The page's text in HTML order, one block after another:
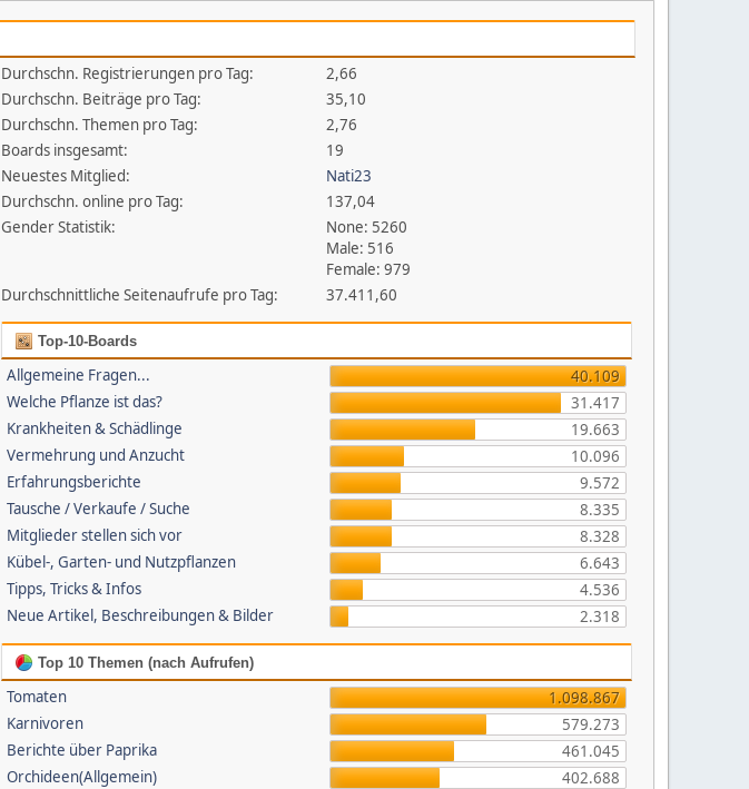
Durchschn. Registrierungen pro Tag:
2,66
Durchschn. Beiträge pro Tag:
35,10
Durchschn. Themen pro Tag:
2,76
Boards insgesamt:
19
Neuestes Mitglied:
Nati23
Durchschn. online pro Tag:
137,04
Gender Statistik:
None: 5260
Male: 516
Female: 979
Durchschnittliche Seitenaufrufe pro Tag:
37.411,60
Top-10-Boards
Allgemeine Fragen...
40.109
Welche Pflanze ist das?
31.417
Krankheiten & Schädlinge
19.663
Vermehrung und Anzucht
10.096
Erfahrungsberichte
9.572
Tausche / Verkaufe / Suche
8.335
Mitglieder stellen sich vor
8.328
Kübel-, Garten- und Nutzpflanzen
6.643
Tipps, Tricks & Infos
4.536
Neue Artikel, Beschreibungen & Bilder
2.318
Top 10 Themen (nach Aufrufen)
Tomaten
1.098.867
Karnivoren
579.273
Berichte über Paprika
461.045
Orchideen(Allgemein)
402.688